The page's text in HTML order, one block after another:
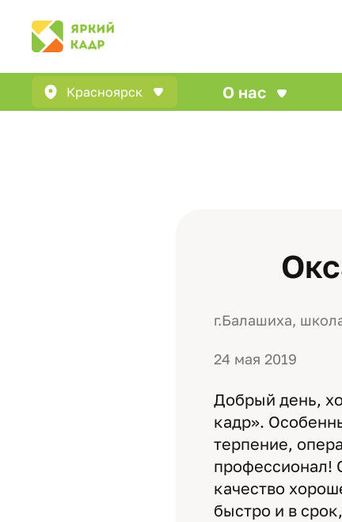
Красноярск О нас
г.Балашиха,
24 мая 2019
Добрый день,
кадр».
терпение,
профессионал!
качество
быстро и в